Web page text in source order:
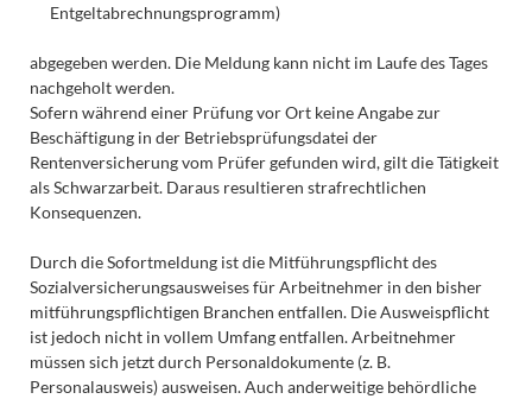
Entgeltabrechnungsprogramm)
abgegeben werden. Die Meldung kann nicht im Laufe des Tages
nachgeholt werden.
Sofern während einer Prüfung vor Ort keine Angabe zur
Beschäftigung in der Betriebsprüfungsdatei der
Rentenversicherung vom Prüfer gefunden wird, gilt die Tätigkeit
als Schwarzarbeit. Daraus resultieren strafrechtlichen
Konsequenzen.
Durch die Sofortmeldung ist die Mitführungspflicht des
Sozialversicherungsausweises für Arbeitnehmer in den bisher
mitführungspflichtigen Branchen entfallen. Die Ausweispflicht
ist jedoch nicht in vollem Umfang entfallen. Arbeitnehmer
müssen sich jetzt durch Personaldokumente (z. B.
Personalausweis) ausweisen. Auch anderweitige behördliche